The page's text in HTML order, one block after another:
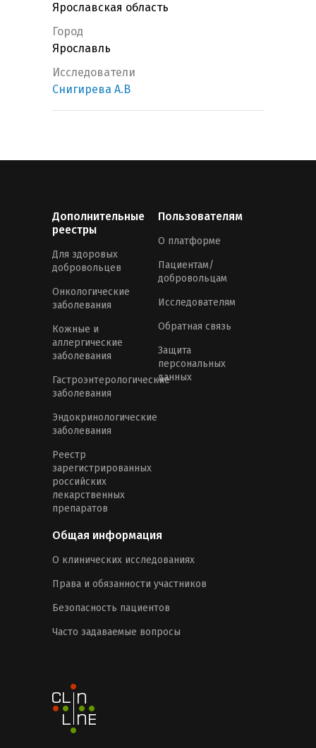
Ярославская область
Город
Ярославль
Исследователи
Снигирева А.В
Дополнительные
реестры
Для здоровых
добровольцев
Онкологические
заболевания
Кожные и
аллергические
заболевания
Гастроэнтерологические
заболевания
Эндокринологические
заболевания
Реестр
зарегистрированных
российских
лекарственных
препаратов
Пользователям
О платформе
Пациентам/
добровольцам
Исследователям
Обратная связь
Защита
персональных
данных
Общая информация
О клинических исследованиях
Права и обязанности участников
Безопасность пациентов
Часто задаваемые вопросы